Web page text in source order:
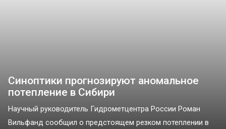
Синоптики прогнозируют аномальное
потепление в Сибири
Научный руководитель Гидрометцентра России Роман
Вильфанд сообщил о предстоящем резком потеплении в